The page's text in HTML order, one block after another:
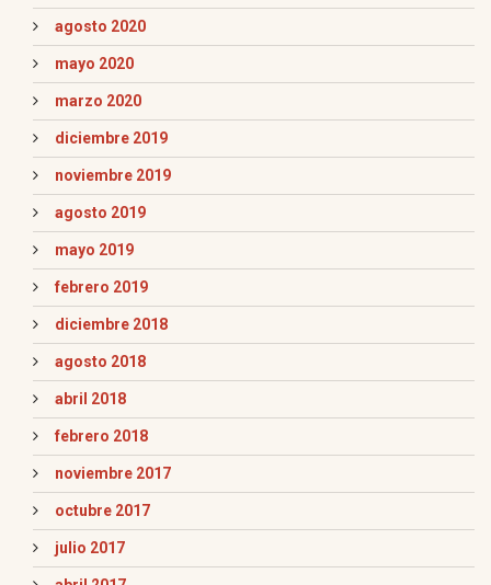
agosto 2020
mayo 2020
marzo 2020
diciembre 2019
noviembre 2019
agosto 2019
mayo 2019
febrero 2019
diciembre 2018
agosto 2018
abril 2018
febrero 2018
noviembre 2017
octubre 2017
julio 2017